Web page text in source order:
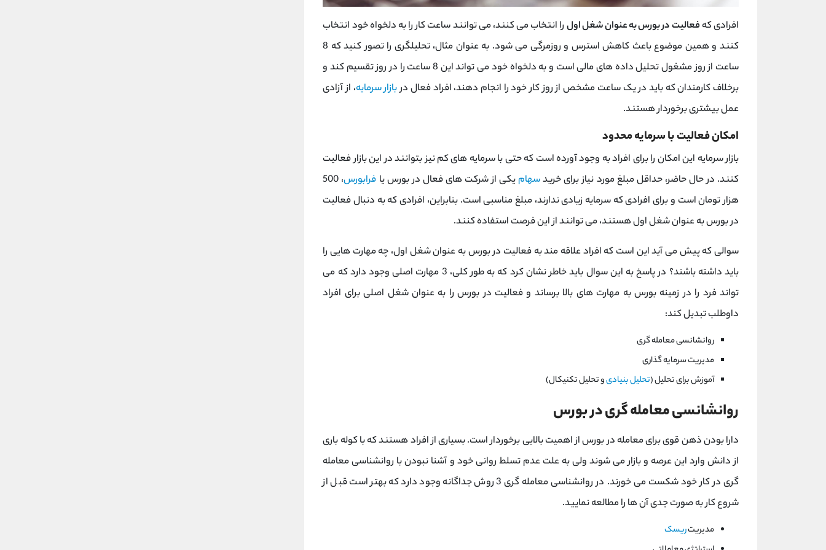
افرادی کهفعالیت در بورس به عنوان شغل اول را انتخاب می کنند، می توانند ساعت کار را به دلخواه خود انتخاب
کنند و همین موضوع باعث کاهش استرس و روزمرگی می شود. به عنوان مثال، تحلیلگری را تصور کنید که 8
ساعت از روز مشغول تحلیل داده های مالی است و به دلخواه خود می تواند این 8 ساعت را در روز تقسیم کند و
برخلاف کارمندان که باید در یک ساعت مشخص از روز کار خود را انجام دهند، افراد فعال دربازار سرمایه، از آزادی
عمل بیشتری برخوردار هستند.
امکان فعالیت با سرمایه محدود
بازار سرمایه این امکان را برای افراد به وجود آورده است که حتی با سرمایه های کم نیز بتوانند در این بازار فعالیت
کنند. در حال حاضر، حداقل مبلغ مورد نیاز برای خریدسهام یکی از شرکت های فعال در بورس یا فرابورس ، 500
هزار تومان است و برای افرادی که سرمایه زیادی ندارند، مبلغ مناسبی است. بنابراین، افرادی که به دنبال فعالیت
در بورس به عنوان شغل اول هستند، می توانند از این فرصت استفاده کنند.
سوالی که پیش می آید این است که افراد علاقه مند به فعالیت در بورس به عنوان شغل اول، چه مهارت هایی را
باید داشته باشند؟ در پاسخ به این سوال باید خاطر نشان کرد که به طور کلی، 3 مهارت اصلی وجود دارد که می
تواند فرد را در زمینه بورس به مهارت های بالا برساند و فعالیت در بورس را به عنوان شغل اصلی برای افراد
داوطلب تبدیل کند:
روانشانسی معامله گری
مدیریت سرمایه گذاری
آموزش برای تحلیل (تحلیل بنیادیو تحلیل تکنیکال)
روانشانسی معامله گری در بورس
دارا بودن ذهن قوی برای معامله در بورس از اهمیت بالایی برخوردار است. بسیاری از افراد هستند که با کوله باری
از دانش وارد این عرصه و بازار می شوند ولی به علت عدم تسلط روانی خود و آشنا نبودن با روانشناسی معامله
گری در کار خود شکست می خورند. در روانشناسی معامله گری 3 روش جداگانه وجود دارد که بهتر است قبل از
شروع کار به صورت جدی آن ها را مطالعه نمایید.
مدیریتریسک